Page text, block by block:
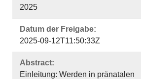
2025
Datum der Freigabe:
2025-09-12T11:50:33Z
Abstract:
Einleitung: Werden in pränatalen